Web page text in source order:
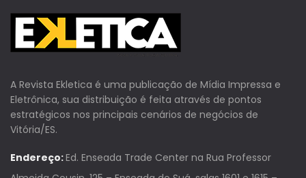
A Revista Ekletica é uma publicação de Mídia Impressa e
Eletrônica, sua distribuição é feita através de pontos
estratégicos nos principais cenários de negócios de
Vitória/ES.
Endereço:Ed. Enseada Trade Center na Rua Professor